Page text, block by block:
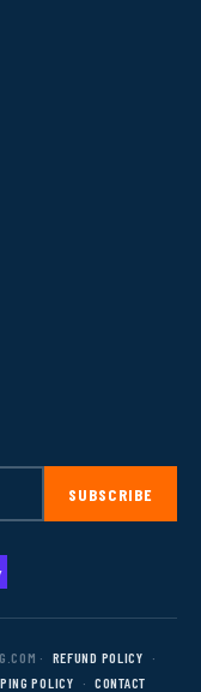
SUBSCRIBE
· REFUND POLICY
·
POLICY · CONTACT